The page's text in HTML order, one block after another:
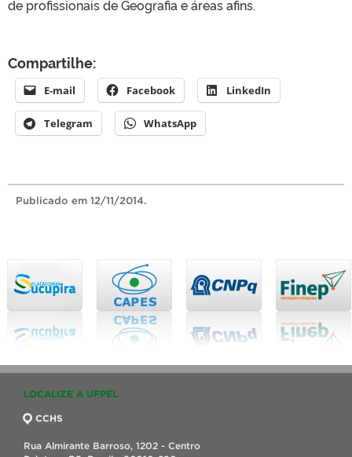
de profissionais de Geografia e áreas afins.
Compartilhe:
E-mail Facebook LinkedIn
Telegram WhatsApp
Publicado em 12/11/2014.
LOCALIZE A UFPEL
CCHS
Rua Almirante Barroso, 1202 - Centro